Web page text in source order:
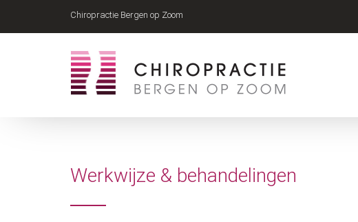
Chiropractie Bergen op Zoom
Werkwijze & behandelingen